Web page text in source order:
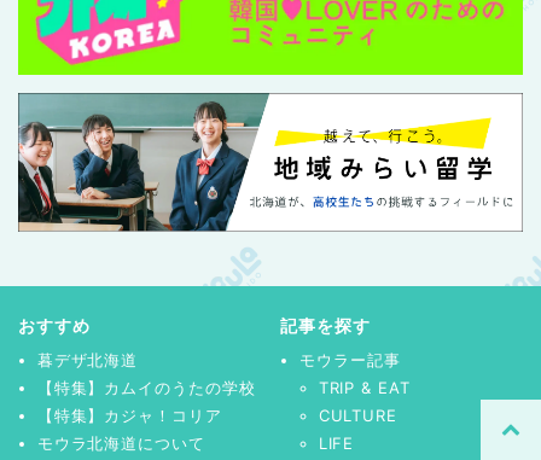
おすすめ
暮デザ北海道
【特集】カムイのうたの学校
【特集】カジャ！コリア
モウラ北海道について
記事を探す
モウラー記事
TRIP & EAT
CULTURE
LIFE